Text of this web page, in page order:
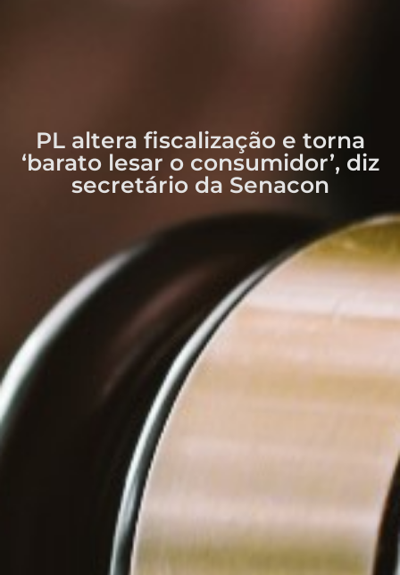
PL altera fiscalização e torna
‘barato lesar o consumidor’, diz
secretário da Senacon